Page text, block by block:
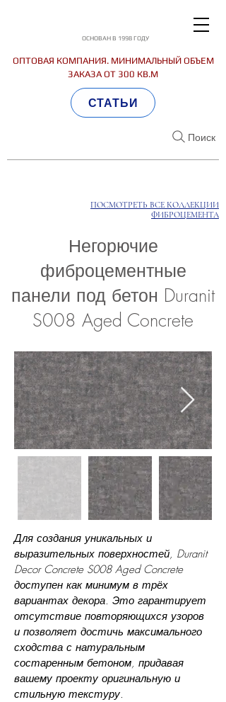
ОСНОВАН В 1998 ГОДУ
ОПТОВАЯ КОМПАНИЯ. МИНИМАЛЬНЫЙ ОБЪЕМ
ЗАКАЗА ОТ 300 КВ.М
Поиск
СТАТЬИ
ПОСМОТРЕТЬ ВСЕ КОЛЛЕКЦИИ
ФИБРОЦЕМЕНТА
Негорючие
фиброцементные
панели под бетон Duranit
S008 Aged Concrete
Для создания уникальных и
выразительных поверхностей, Duranit
Decor Concrete S008 Aged Concrete
доступен как минимум в трёх
вариантах декора. Это гарантирует
отсутствие повторяющихся узоров
и позволяет достичь максимального
сходства с натуральным
состаренным бетоном, придавая
вашему проекту оригинальную и
стильную текстуру.